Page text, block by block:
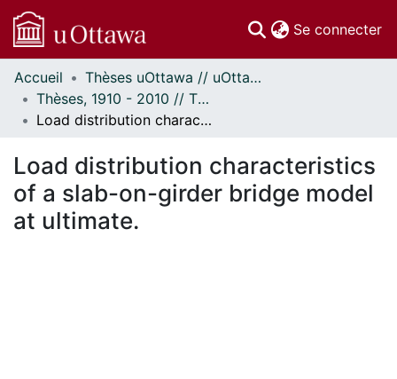
Se connecter
Communautés
et collections
Parcourir
À propos
Accueil
Thèses uOttawa // uOttawa Theses
Thèses, 1910 - 2010 // Theses, 1910 - 2010
Load distribution characteristics of a slab-on-girder bridge model at ultimate.
Load distribution characteristics
of a slab-on-girder bridge model
at ultimate.